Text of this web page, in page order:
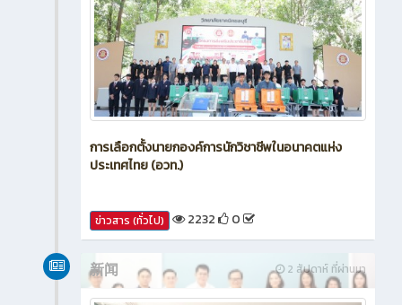
การเลือกตั้งนายกองค์การนักวิชาชีพในอนาคตแห่ง
ประเทศไทย (อวท.)
ข่าวสาร (ทั่วไป) 2232 0
2 สัปดาห์ ที่ผ่านมา
新闻